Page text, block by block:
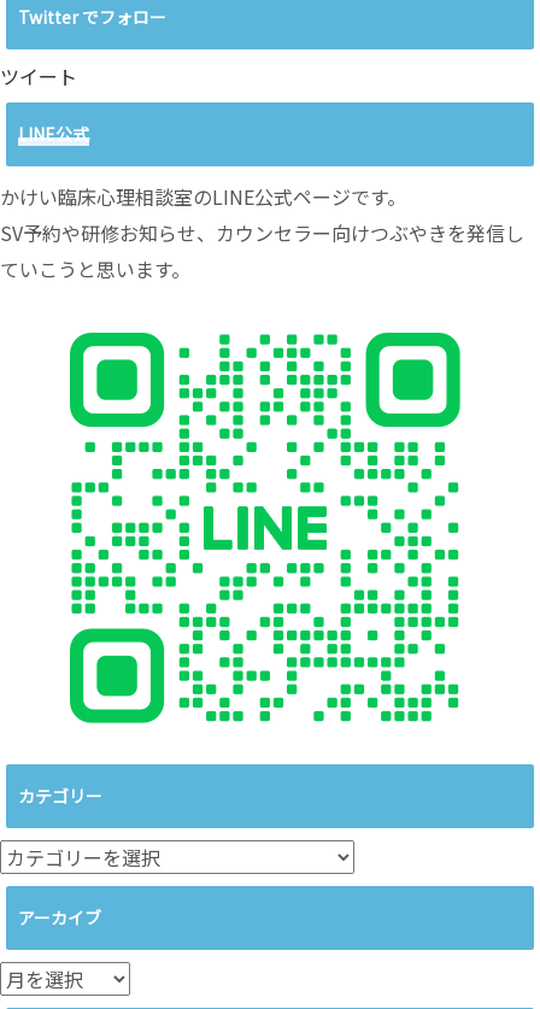
Twitter でフォロー
ツイート
LINE公式
かけい臨床心理相談室のLINE公式ページです。
SV予約や研修お知らせ、カウンセラー向けつぶやきを発信し
ていこうと思います。
カテゴリー
カ
テ
リ
ー
アーカイブ
ア